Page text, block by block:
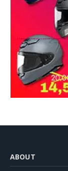
ABOUT